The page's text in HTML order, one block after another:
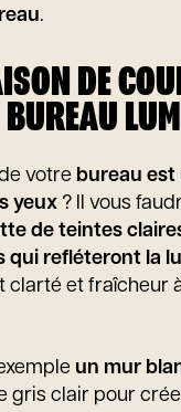
.
DE
votre bureau
yeux ? Il vous
de teintes
qui refléteront la
clarté et fraîcheur
un mur
gris clair pour